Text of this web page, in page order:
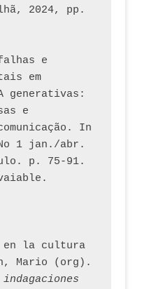
2024, pp.
e
em
generativas:
e
In
1 jan./abr.
p. 75-91.
en la cultura
indagaciones